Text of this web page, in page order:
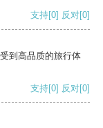
支持[0] 反对[0]
到高品质的旅行体
支持[0] 反对[0]